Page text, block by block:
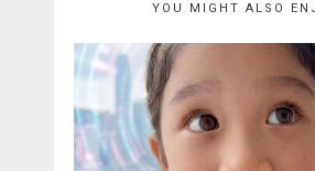
YOU MIGHT ALSO